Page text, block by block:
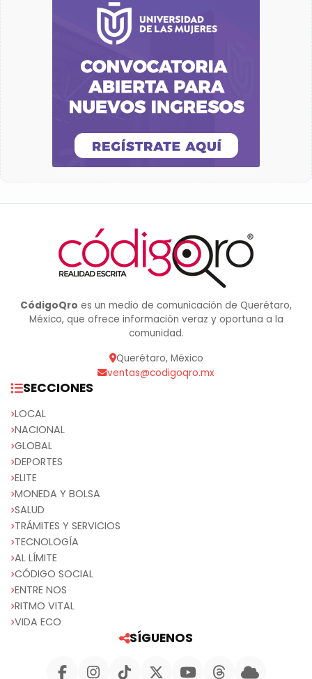
CódigoQro es un medio de comunicación de Querétaro,
México, que ofrece información veraz y oportuna a la
comunidad.
Querétaro, México
ventas@codigoqro.mx
SECCIONES
LOCAL
NACIONAL
GLOBAL
DEPORTES
ELITE
MONEDA Y BOLSA
SALUD
TRÁMITES Y SERVICIOS
TECNOLOGÍA
AL LÍMITE
CÓDIGO SOCIAL
ENTRE NOS
RITMO VITAL
VIDA ECO
SÍGUENOS